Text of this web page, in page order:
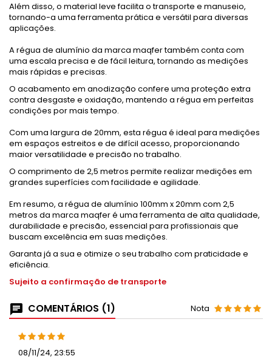
Além disso, o material leve facilita o transporte e manuseio,
tornando-a uma ferramenta prática e versátil para diversas
aplicações.
A régua de alumínio da marca maqfer também conta com
uma escala precisa e de fácil leitura, tornando as medições
mais rápidas e precisas.
O acabamento em anodização confere uma proteção extra
contra desgaste e oxidação, mantendo a régua em perfeitas
condições por mais tempo.
Com uma largura de 20mm, esta régua é ideal para medições
em espaços estreitos e de difícil acesso, proporcionando
maior versatilidade e precisão no trabalho.
O comprimento de 2,5 metros permite realizar medições em
grandes superfícies com facilidade e agilidade.
Em resumo, a régua de alumínio 100mm x 20mm com 2,5
metros da marca maqfer é uma ferramenta de alta qualidade,
durabilidade e precisão, essencial para profissionais que
buscam excelência em suas medições.
Garanta já a sua e otimize o seu trabalho com praticidade e
eficiência.
Sujeito a confirmação de transporte
COMENTÁRIOS (1) Nota
08/11/24, 23:55